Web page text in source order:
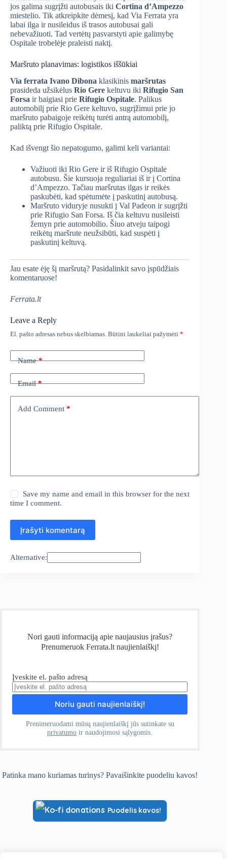
jos galima sugrįžti autobusais iki Cortina d’Ampezzo
miestelio. Tik atkreipkite dėmesį, kad Via Ferrata yra
labai ilga ir nusileidus iš trasos autobusai gali
nebevažiuoti. Tad vertėtų pasvarstyti apie galimybę
Ospitale trobelėje praleisti naktį.
Maršruto planavimas: logistikos iššūkiai
Via ferrata Ivano Dibona klasikinis maršrutas
prasideda užsikėlus Rio Gere keltuvu iki Rifugio San
Forsa ir baigiasi prie Rifugio Ospitale. Palikus
automobilį prie Rio Gere keltuvo, sugrįžimui prie jo
maršruto pabaigoje reikėtų turėti antrą automobilį,
paliktą prie Rifugio Ospitale.
Kad išvengt šio nepatogumo, galimi keli variantai:
Važiuoti iki Rio Gere ir iš Rifugio Ospitale
autobusu. Šie kursuoja reguliariai iš ir į Cortina
d’Ampezzo. Tačiau maršrutas ilgas ir reikės
paskubėti, kad spėtumėte į paskutinį autobusą.
Maršruto viduryje nusukti į Val Padeon ir sugrįžti
prie Rifugio San Forsa. Iš čia keltuvu nusileisti
žemyn prie automobilio. Šiuo atveju taipogi
reikėtų maršrute neužsibūti, kad suspėti į
paskutinį keltuvą.
Jau esate ėję šį maršrutą? Pasidalinkit savo įspūdžiais
komentaruose!
Ferrata.lt
Leave a Reply
El. pašto adresas nebus skelbiamas. Būtini laukeliai pažymėti *
Name*
Email*
Add Comment *
Save my name and email in this browser for the next
time I comment.
Įrašyti komentarą
Alternative:
Nori gauti informaciją apie naujausius įrašus?
Prenumeruok Ferrata.lt naujienlaiškį!
Įveskite el. pašto adresą
Prenimeruodami mūsų naujienlaiškį jūs sutinkate su
privatumo ir naudojimosi sąlygomis.
Patinka mano kuriamas turinys? Pavaišinkite puodeliu kavos!
Puodelis kavos!